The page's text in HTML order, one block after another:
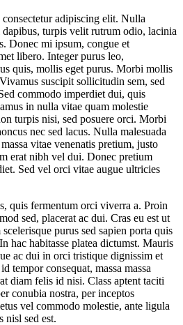
adipiscing elit. Nulla
turpis velit rutrum odio, lacinia
Donec mi ipsum, congue et
libero. Integer purus leo,
quis, mollis eget purus. Morbi mollis
suscipit sollicitudin sem, sed
commodo imperdiet dui, quis
in nulla vitae quam molestie
turpis nisi, sed posuere orci. Morbi
nec sed lacus. Nulla malesuada
vitae venenatis pretium, justo
erat nibh vel dui. Donec pretium
Sed vel orci vitae augue ultricies
quis fermentum orci viverra a. Proin
sed, placerat ac dui. Cras eu est ut
purus sed sapien porta quis
hac habitasse platea dictumst. Mauris
ac dui in orci tristique dignissim et
tempor consequat, massa massa
diam felis id nisi. Class aptent taciti
conubia nostra, per inceptos
vel commodo molestie, ante ligula
nisl sed est.